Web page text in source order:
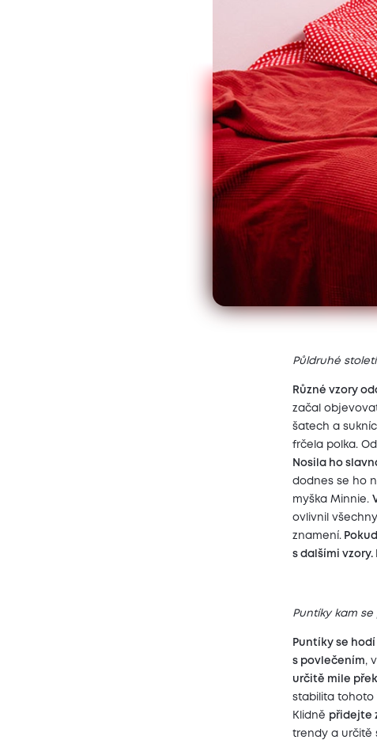
Půldruhé
Různé vzory
začal
šatech a
frčela polka.
Nosila ho
dodnes se ho
myška Minnie.
ovlivnil
znamení.
s dalšími
Puntíky kam se
Puntíky se hodí
s povlečením,
určitě mile
stabilita tohoto
Klidně přidejte
trendy a určitě